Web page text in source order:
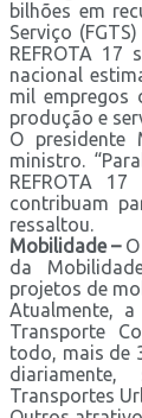
bilhões em
Serviço
REFROTA
nacional
mil empregos
produção e
O presidente
ministro.
REFROTA
contribuam
ressaltou.
Mobilidade –O
da
projetos de
Atualmente,
Transporte
todo, mais de
Transportes